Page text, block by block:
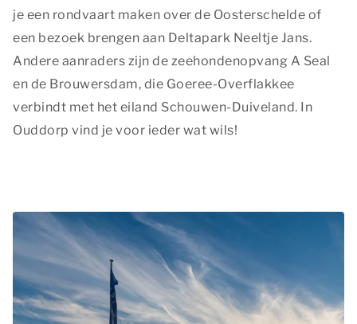
je een rondvaart maken over de Oosterschelde of
een bezoek brengen aan Deltapark Neeltje Jans.
Andere aanraders zijn de zeehondenopvang A Seal
en de Brouwersdam, die Goeree-Overflakkee
verbindt met het eiland Schouwen-Duiveland. In
Ouddorp vind je voor ieder wat wils!